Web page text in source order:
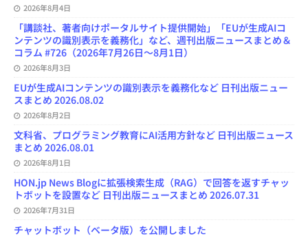
2026年8月4日
「講談社、著者向けポータルサイト提供開始」「EUが生成AIコ
ンテンツの識別表示を義務化」など、週刊出版ニュースまとめ＆
コラム #726（2026年7月26日～8月1日）
2026年8月3日
EUが生成AIコンテンツの識別表示を義務化など 日刊出版ニュー
スまとめ 2026.08.02
2026年8月2日
文科省、プログラミング教育にAI活用方針など 日刊出版ニュース
まとめ 2026.08.01
2026年8月1日
HON.jp News Blogに拡張検索生成（RAG）で回答を返すチャッ
トボットを設置など 日刊出版ニュースまとめ 2026.07.31
2026年7月31日
チャットボット（ベータ版）を公開しました